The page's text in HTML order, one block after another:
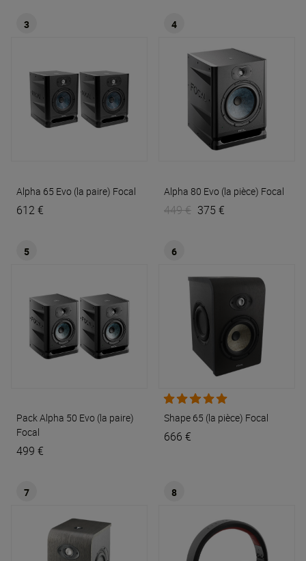
3
Alpha 65 Evo (la paire) Focal
612 €
4
Alpha 80 Evo (la pièce) Focal
449 € 375 €
5
Pack Alpha 50 Evo (la paire)
Focal
499 €
6
Shape 65 (la pièce) Focal
666 €
7 8